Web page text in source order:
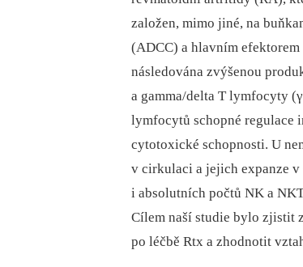
založen, mimo jiné, na
(ADCC) a hlavním
následována zvýšenou
a gamma/delta T lymfocyty
lymfocytů schopné regulace
cytotoxické schopnosti. U
v cirkulaci a jejich expanze
i absolutních počtů NK a
Cílem naší studie bylo zjistit
po léčbě Rtx a zhodnotit